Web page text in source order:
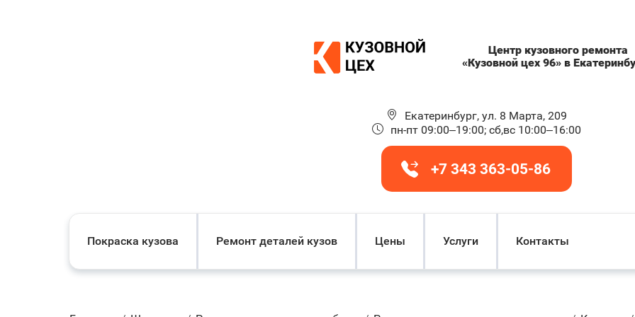
Центр кузовного ремонта
«Кузовной цех 96» в
Екатеринбург, ул. 8 Марта, 209
пн-пт 09:00–19:00; сб,вс 10:00–16:00
+7 343 363-05-86
Покраска кузова Ремонт деталей кузов Цены Услуги Контакты